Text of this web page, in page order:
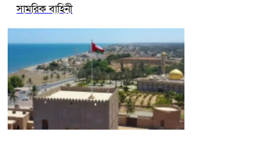
সামরিক বাহিনী